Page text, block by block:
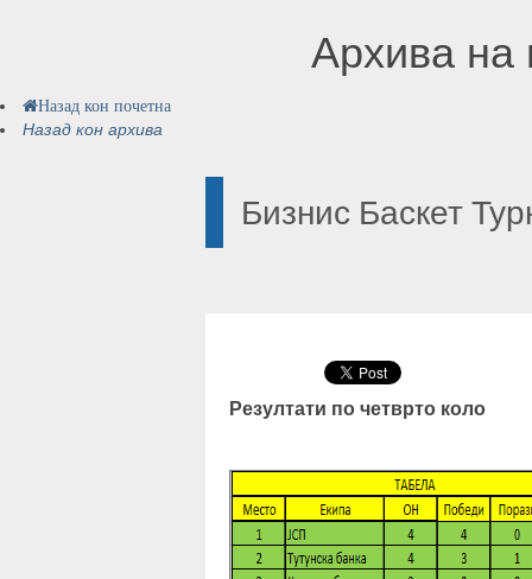
Архива на
Назад кон почетна
Назад кон архива
Бизнис Баскет
Резултати по четврто коло